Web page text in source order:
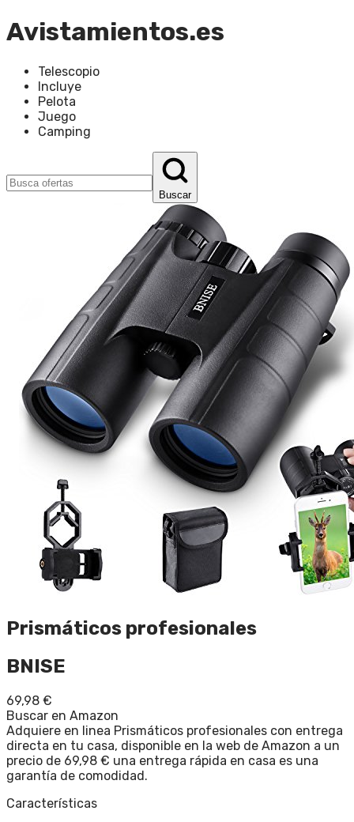
Avistamientos.es
Telescopio
Incluye
Pelota
Juego
Camping
Buscar
Prismáticos profesionales
BNISE
69,98 €
Buscar en Amazon
Adquiere en linea Prismáticos profesionales con entrega
directa en tu casa, disponible en la web de Amazon a un
precio de 69,98 € una entrega rápida en casa es una
garantía de comodidad.
Características